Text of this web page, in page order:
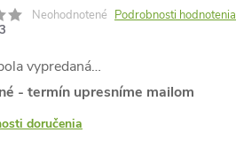
Neohodnotené Podrobnosti hodnotenia
vypredaná…
- termín upresníme mailom
doručenia